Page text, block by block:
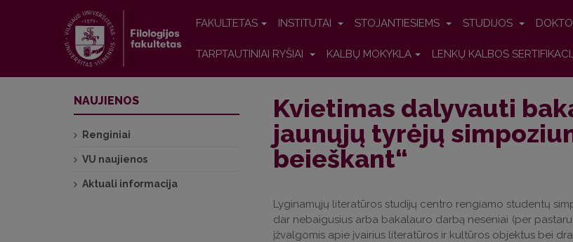
FAKULTETAS INSTITUTAI STOJANTIESIEMS STUDIJOS
TARPTAUTINIAI RYŠIAI KALBŲ MOKYKLA LENKŲ KALBOS
Kvietimas dalyvauti
jaunųjų tyrėjų
beieškant“
Lyginamųjų literatūros studijų centro rengiamo studentų
dar nebaigusius arba bakalauro darbą neseniai (per
įžvalgomis apie įvairius literatūros ir kultūros objektus bei
NAUJIENOS
Renginiai
VU naujienos
Aktuali informacija